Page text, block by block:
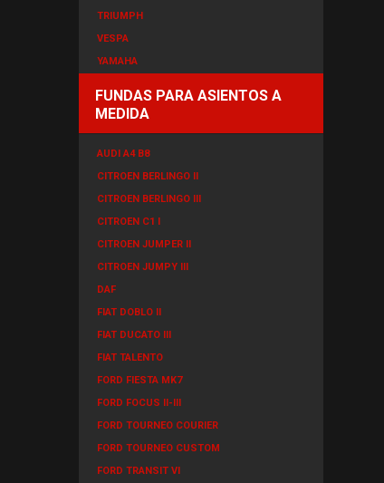
TRIUMPH
VESPA
YAMAHA
FUNDAS PARA ASIENTOS A
MEDIDA
AUDI A4 B8
CITROEN BERLINGO II
CITROEN BERLINGO III
CITROEN C1 I
CITROEN JUMPER II
CITROEN JUMPY III
DAF
FIAT DOBLO II
FIAT DUCATO III
FIAT TALENTO
FORD FIESTA MK7
FORD FOCUS II-III
FORD TOURNEO COURIER
FORD TOURNEO CUSTOM
FORD TRANSIT VI